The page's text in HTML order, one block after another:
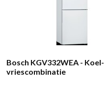
Bosch KGV332WEA - Koel-
vriescombinatie